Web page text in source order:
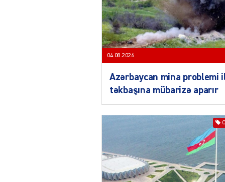
04.08.2026
Azərbaycan mina problemi
təkbaşına mübarizə aparır